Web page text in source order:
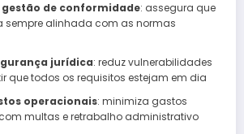
de conformidade: assegura que
sempre alinhada com as normas
jurídica: reduz vulnerabilidades
que todos os requisitos estejam em dia
operacionais: minimiza gastos
multas e retrabalho administrativo